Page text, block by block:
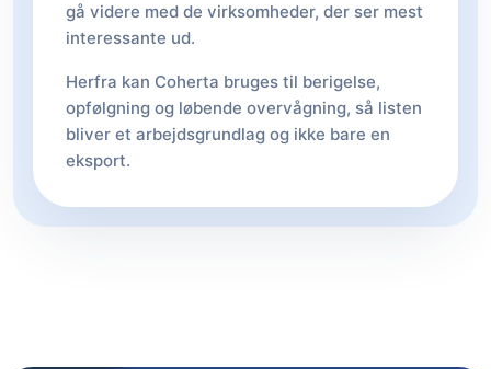
gå videre med de virksomheder, der ser mest
interessante ud.
Herfra kan Coherta bruges til berigelse,
opfølgning og løbende overvågning, så listen
bliver et arbejdsgrundlag og ikke bare en
eksport.